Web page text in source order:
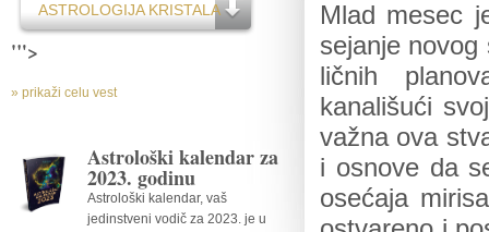
ASTROLOGIJA KRISTALA
'">
» prikaži celu vest
Astrološki kalendar za
2023. godinu
Astrološki kalendar, vaš
jedinstveni vodič za 2023. je u
Mlad mesec
sejanje novog
ličnih
kanališući
važna ova
i osnove da
osećaja